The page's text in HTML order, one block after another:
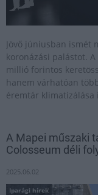
Jövő júniusban ismét
koronázási palástot.
millió forintos
hanem várhatóan
éremtár klimatizálása
A Mapei műszaki
Colosseum déli
2025.06.02
Iparági hírek